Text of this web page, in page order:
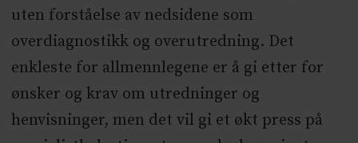
uten forståelse av nedsidene som
overdiagnostikk og overutredning. Det
enkleste for allmennlegene er å gi etter for
ønsker og krav om utredninger og
henvisninger, men det vil gi et økt press på